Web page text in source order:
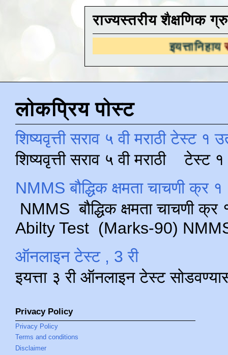
राज्यस्तरीय शैक्षणिक
राज्यस्तरीय
लोकप्रिय पोस्ट
शिष्यवृत्ती सराव ५ वी मराठी टेस्ट १
शिष्यवृत्ती सराव ५ वी मराठी टेस्ट
NMMS बौद्धिक क्षमता चाचणी क्र
NMMS बौद्धिक क्षमता चाचणी
Abilty Test (Marks-90) NMMS
ऑनलाइन टेस्ट , 3 री
इयत्ता ३ री ऑनलाइन टेस्ट
Privacy Policy
Privacy Policy
Terms and conditions
Disclaimer